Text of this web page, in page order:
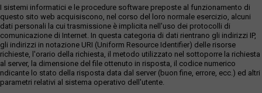
I sistemi informatici e le procedure software preposte al funzionamento di
questo sito web acquisiscono, nel corso del loro normale esercizio, alcuni
dati personali la cui trasmissione è implicita nell'uso dei protocolli di
comunicazione di Internet. In questa categoria di dati rientrano gli indirizzi IP,
gli indirizzi in notazione URI (Uniform Resource Identifier) delle risorse
richieste, l'orario della richiesta, il metodo utilizzato nel sottoporre la richiesta
al server, la dimensione del file ottenuto in risposta, il codice numerico
ndicante lo stato della risposta data dal server (buon fine, errore, ecc.) ed altri
parametri relativi al sistema operativo dell'utente.